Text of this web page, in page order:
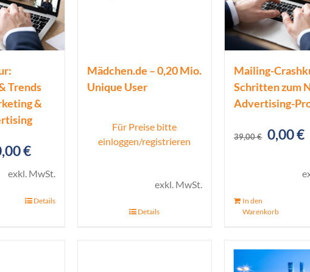
Trends
&
€
€Aktueller
Preis
exkl. MwSt.
Details
Mädchen.de – 0,20 Mio.
Unique User
Für Preise bitte
einloggen/registrieren
exkl. MwSt.
Details
Mailing-
Schritten zum
Advertising-
39,00€ 0,00€
In den
Warenkorb